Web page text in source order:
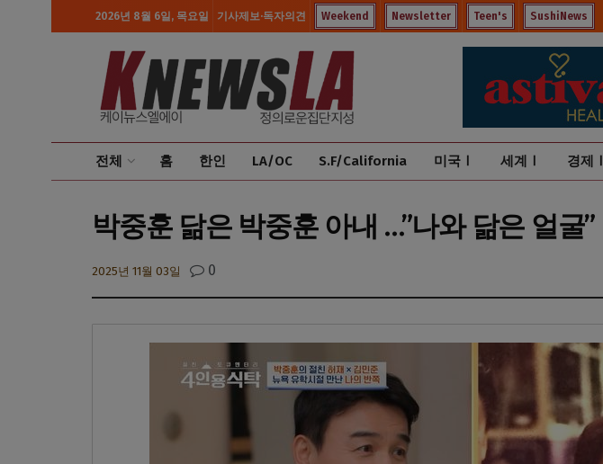
2026년 8월 6일, 목요일 기사제보·독자의견 Weekend Newsletter Teen's SushiNews
전체 홈 한인 LA/OC S.F/California 미국Ⅰ 세계Ⅰ 경제Ⅰ
박중훈 닮은 박중훈 아내 …”나와 닮은 얼굴”
2025년 11월 03일 0